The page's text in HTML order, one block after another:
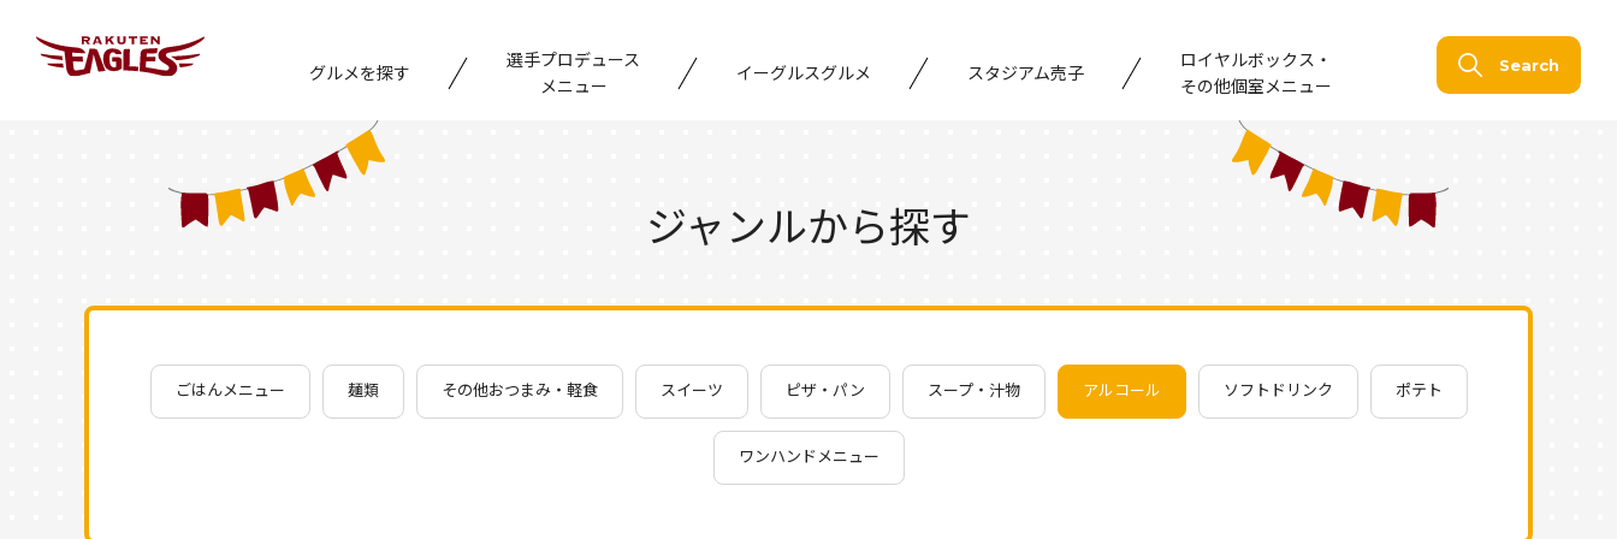
グルメを探す
選手プロデュース
メニュー
イーグルスグルメ スタジアム売子
ロイヤルボックス・
その他個室メニュー
Search
ジャンルから探す
ごはんメニュー 麺類 その他おつまみ・軽食 スイーツ ピザ・パン スープ・汁物 アルコール ソフトドリンク ポテト
ワンハンドメニュー
ジャンルから探す
キーワード検索